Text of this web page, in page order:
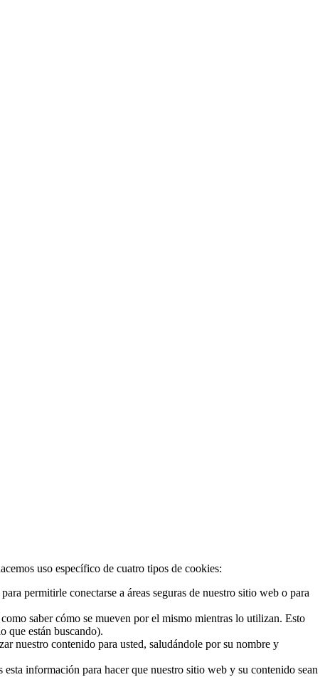
uso específico de cuatro tipos de cookies:
permitirle conectarse a áreas seguras de nuestro sitio web o para
saber cómo se mueven por el mismo mientras lo utilizan. Esto
que están buscando).
nuestro contenido para usted, saludándole por su nombre y
información para hacer que nuestro sitio web y su contenido sean